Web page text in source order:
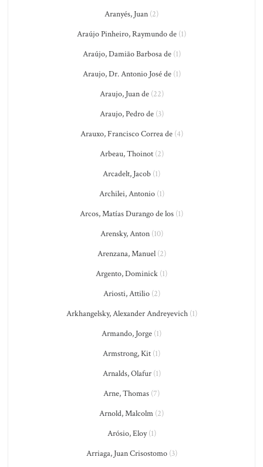
Aranyés, Juan (2)
Araújo Pinheiro, Raymundo de (1)
Araújo, Damião Barbosa de(1)
Araujo, Dr. Antonio José de(1)
Araujo, Juan de(22)
Araujo, Pedro de(3)
Arauxo, Francisco Correa de(4)
Arbeau, Thoinot(2)
Arcadelt, Jacob (1)
Archilei, Antonio(1)
Arcos, Matías Durango de los (1)
Arensky, Anton(10)
Arenzana, Manuel(2)
Argento, Dominick (1)
Ariosti, Attilio(2)
Arkhangelsky, Alexander Andreyevich(1)
Armando, Jorge (1)
Armstrong, Kit (1)
Arnalds, Olafur(1)
Arne, Thomas (7)
Arnold, Malcolm (2)
Arósio, Eloy(1)
Arriaga, Juan Crisostomo(3)